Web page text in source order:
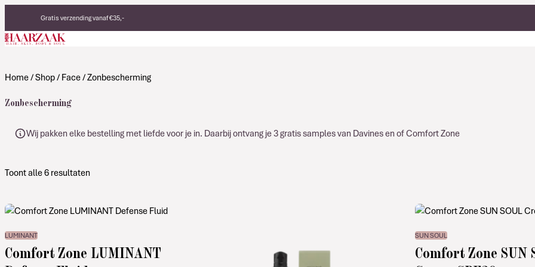
Gratis verzending vanaf €35,-
Eerlijke, duurzame producten
Made in Italy
Home/Shop/ Face/ Zonbescherming
Zonbescherming
Wij pakken elke bestelling met liefde voor je in. Daarbij ontvang je 3 gratis samples van Davines en of Comfort Zone
Toont alle 6 resultaten
LUMINANT
Comfort Zone LUMINANT
SUN SOUL
Comfort Zone SUN